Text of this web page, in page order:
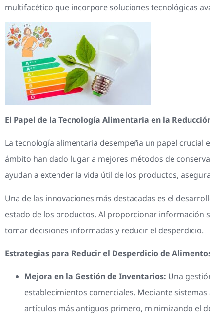
multifacético que incorpore soluciones tecnológicas
El Papel de la Tecnología Alimentaria en la
La tecnología alimentaria desempeña un papel crucial
ámbito han dado lugar a mejores métodos de
ayudan a extender la vida útil de los productos,
Una de las innovaciones más destacadas es el
estado de los productos. Al proporcionar información
tomar decisiones informadas y reducir el desperdicio.
Estrategias para Reducir el Desperdicio de
Mejora en la Gestión de Inventarios: Una
establecimientos comerciales. Mediante
artículos más antiguos primero, minimizando el